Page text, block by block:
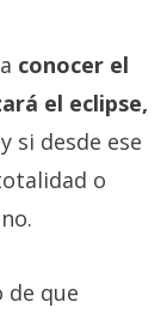
conocer el
el eclipse,
y si desde ese
o
de que